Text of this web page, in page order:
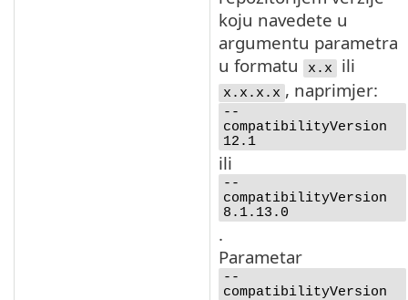
koju navedete u
argumentu parametra
u formatu
x.x ili
x.x.x.x , naprimjer:
--
compatibilityVersion
12.1
ili
--
compatibilityVersion
8.1.13.0
.
Parametar
--
compatibilityVersion